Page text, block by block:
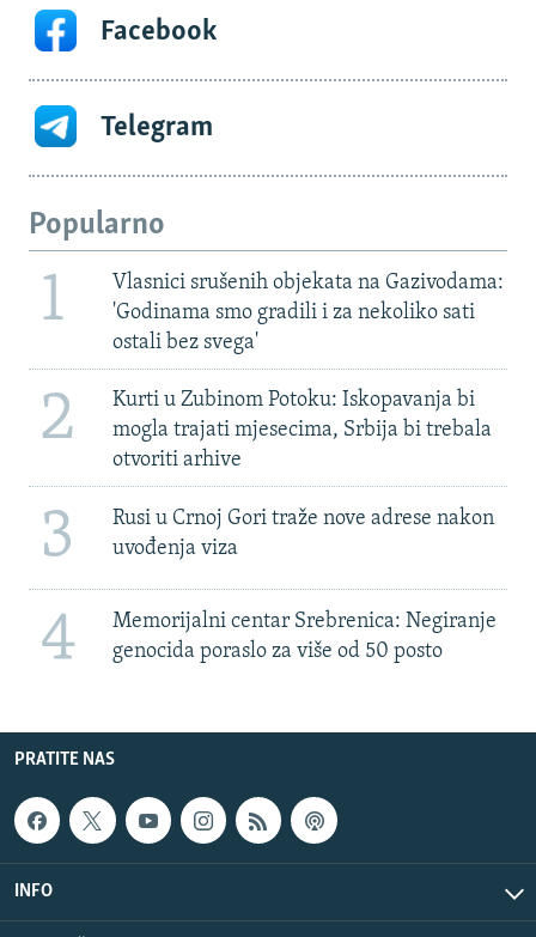
Facebook
Telegram
Popularno
1
Vlasnici srušenih objekata na Gazivodama:
'Godinama smo gradili i za nekoliko sati
ostali bez svega'
2
Kurti u Zubinom Potoku: Iskopavanja bi
mogla trajati mjesecima, Srbija bi trebala
otvoriti arhive
3
Rusi u Crnoj Gori traže nove adrese nakon
uvođenja viza
4
Memorijalni centar Srebrenica: Negiranje
genocida poraslo za više od 50 posto
PRATITE NAS
INFO